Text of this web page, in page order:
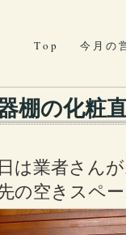
T o p
今 月 の
棚の化粧
は業者さん
の空きスペ